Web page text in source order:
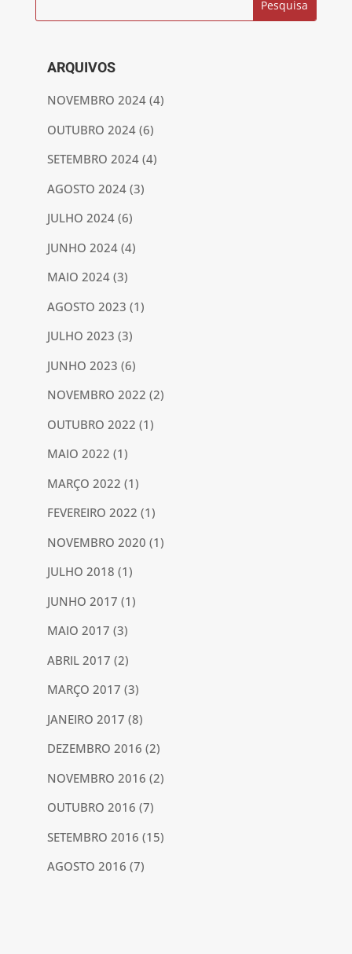
ARQUIVOS
NOVEMBRO 2024(4)
OUTUBRO 2024(6)
SETEMBRO 2024(4)
AGOSTO 2024(3)
JULHO 2024(6)
JUNHO 2024(4)
MAIO 2024(3)
AGOSTO 2023 (1)
JULHO 2023 (3)
JUNHO 2023 (6)
NOVEMBRO 2022 (2)
OUTUBRO 2022 (1)
MAIO 2022 (1)
MARÇO 2022 (1)
FEVEREIRO 2022 (1)
NOVEMBRO 2020 (1)
JULHO 2018 (1)
JUNHO 2017 (1)
MAIO 2017 (3)
ABRIL 2017 (2)
MARÇO 2017 (3)
JANEIRO 2017 (8)
DEZEMBRO 2016 (2)
NOVEMBRO 2016 (2)
OUTUBRO 2016 (7)
SETEMBRO 2016 (15)
AGOSTO 2016 (7)